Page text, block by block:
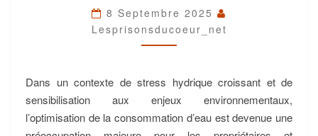
ET
PROPRIÉTAIRES
8 Septembre 2025
Lesprisonsducoeur_net
Dans un contexte de stress hydrique croissant et de
sensibilisation aux enjeux environnementaux,
l’optimisation de la consommation d’eau est devenue une